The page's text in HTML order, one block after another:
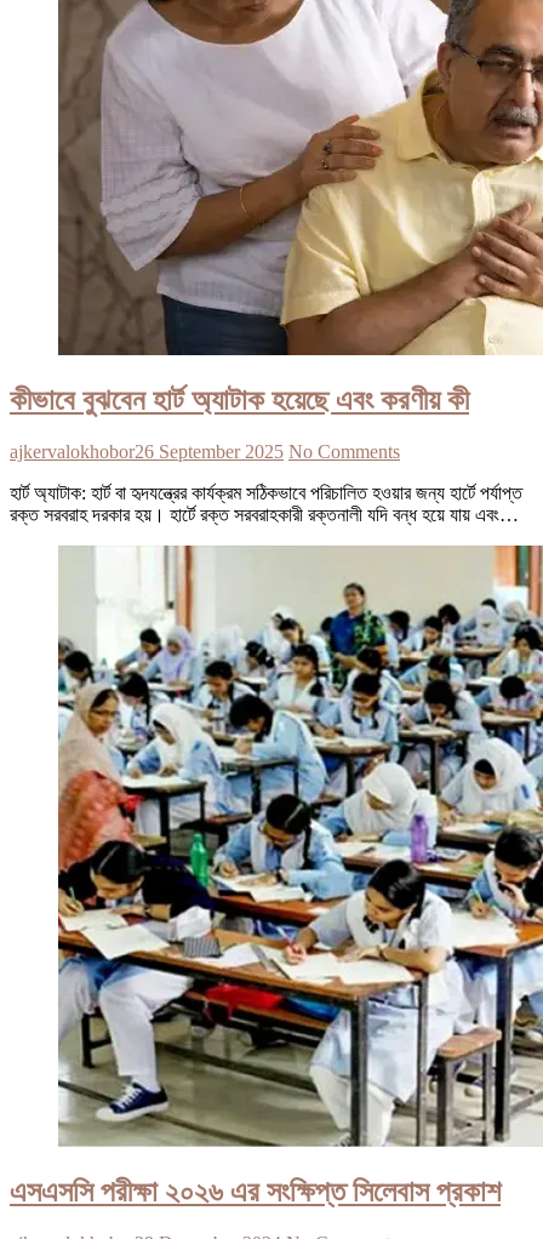
কীভাবে বুঝবেন হার্ট অ্যাটাক হয়েছে এবং করণীয় কী
ajkervalokhobor26 September 2025 No Comments
হার্ট অ্যাটাক: হার্ট বা হৃদযন্ত্রের কার্যক্রম সঠিকভাবে পরিচালিত হওয়ার জন্য হার্টে পর্যাপ্ত
রক্ত সরবরাহ দরকার হয়। হার্টে রক্ত সরবরাহকারী রক্তনালী যদি বন্ধ হয়ে যায় এবং…
এসএসসি পরীক্ষা ২০২৬ এর সংক্ষিপ্ত সিলেবাস প্রকাশ